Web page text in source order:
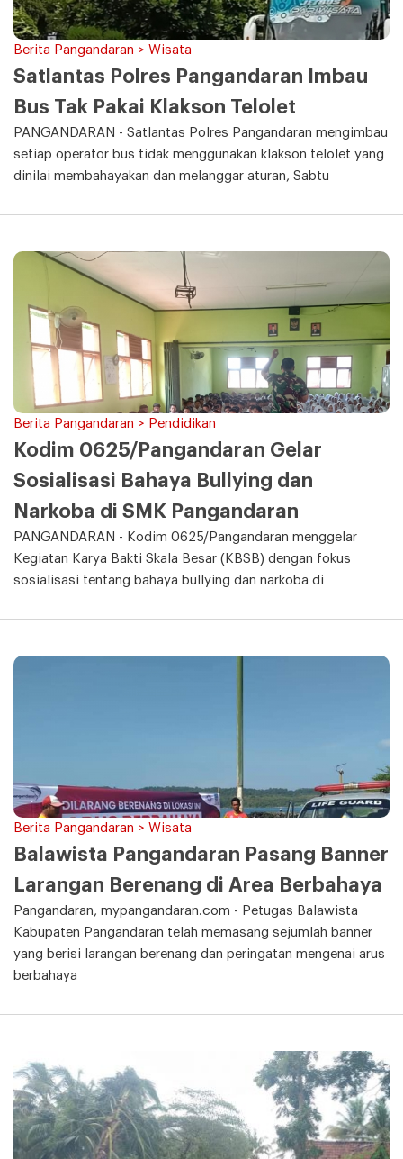
Berita Pangandaran > Wisata
Satlantas Polres Pangandaran Imbau
Bus Tak Pakai Klakson Telolet
PANGANDARAN - Satlantas Polres Pangandaran mengimbau
setiap operator bus tidak menggunakan klakson telolet yang
dinilai membahayakan dan melanggar aturan, Sabtu
Berita Pangandaran > Pendidikan
Kodim 0625/Pangandaran Gelar
Sosialisasi Bahaya Bullying dan
Narkoba di SMK Pangandaran
PANGANDARAN - Kodim 0625/Pangandaran menggelar
Kegiatan Karya Bakti Skala Besar (KBSB) dengan fokus
sosialisasi tentang bahaya bullying dan narkoba di
Berita Pangandaran > Wisata
Balawista Pangandaran Pasang Banner
Larangan Berenang di Area Berbahaya
Pangandaran, mypangandaran.com - Petugas Balawista
Kabupaten Pangandaran telah memasang sejumlah banner
yang berisi larangan berenang dan peringatan mengenai arus
berbahaya